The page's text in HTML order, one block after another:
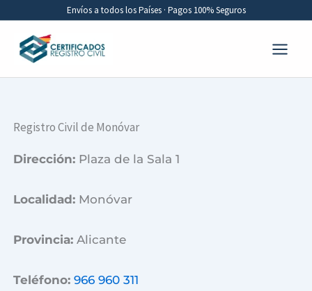
contenido
Envíos a todos los Países · Pagos 100% Seguros
Registro Civil de Monóvar
Dirección: Plaza de la Sala 1
Localidad: Monóvar
Provincia:Alicante
Teléfono: 966 960 311